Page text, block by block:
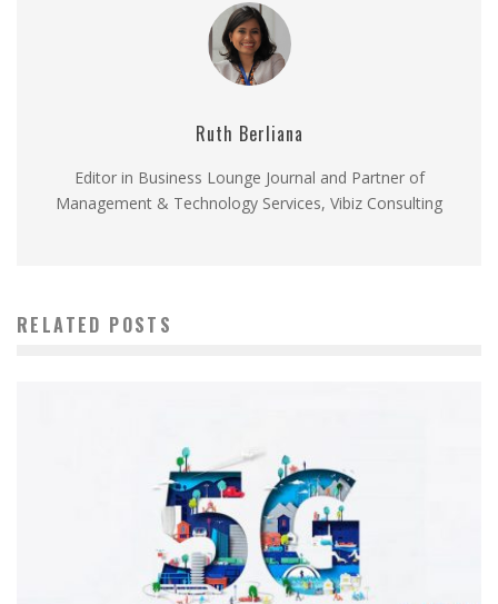
Ruth Berliana
Editor in Business Lounge Journal and Partner of
Management & Technology Services, Vibiz Consulting
RELATED POSTS